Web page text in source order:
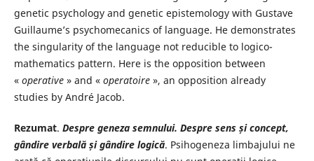
genetic psychology and genetic epistemology with Gustave
Guillaume’s psychomecanics of language. He demonstrates
the singularity of the language not reducible to logico-
mathematics pattern. Here is the opposition between
« operative» and « operatoire», an opposition already
studies by André Jacob.
Rezumat. Despre geneza semnului. Despre sens și concept,
gândire verbală și gândire logică. Psihogeneza limbajului ne